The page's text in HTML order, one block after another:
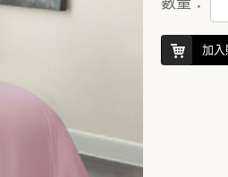
數量：
加入